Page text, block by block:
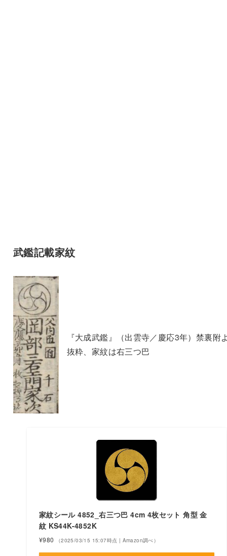
武鑑記載家紋
『大成武鑑』（出雲寺／慶応3年）禁裏附
抜粋、家紋は右三つ巴
家紋シール 4852_右三つ巴 4cm 4枚セット 角型 金
紋 KS44K-4852K
¥980 （2025/03/15 15:07時点 | Amazon調べ）